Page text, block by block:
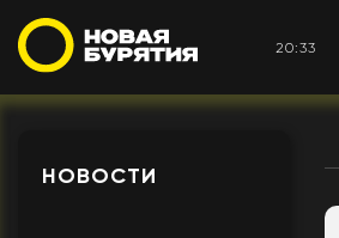
20:33
НОВОСТИ